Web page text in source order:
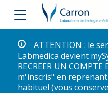
ATTENTION : le
Labmedica devient
RECREER UN
m'inscris" en
habituel (vous